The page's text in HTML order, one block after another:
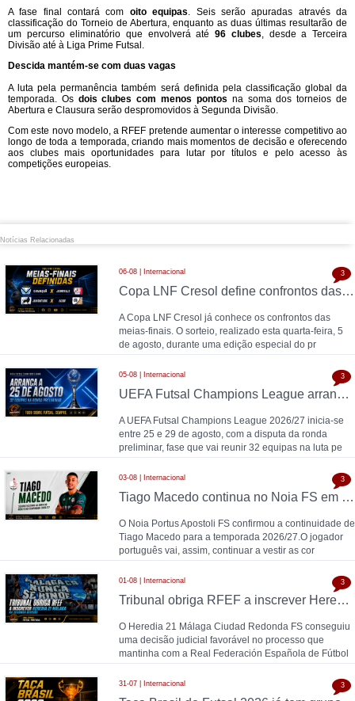
A fase final contará com oito equipas. Seis serão apuradas através da
classificação do Torneio de Abertura, enquanto as duas últimas resultarão de
um percurso eliminatório que envolverá até96 clubes, desde a Terceira
Divisão até à Liga Prime Futsal.
Descida mantém-se com duas vagas
A luta pela permanência também será definida pela classificação global da
temporada. Os dois clubes com menos pontos na soma dos torneios de
Abertura e Clausura serão despromovidos à Segunda Divisão.
Com este novo modelo, a RFEF pretende aumentar o interesse competitivo ao
longo de toda a temporada, criando mais momentos de decisão e oferecendo
aos clubes mais oportunidades para lutar por títulos e pelo acesso às
competições europeias.
Notícias Relacionadas
06-08 | Internacional
Copa LNF Cresol define confrontos das meias-finais
A Copa LNF Cresol já conhece os confrontos das
meias-finais. O sorteio, realizado esta quarta-feira, 5
de agosto, durante uma edição especial do pr
3
05-08 | Internacional
UEFA Futsal Champions League arranca a 25 de agosto com 32 equipas na ronda preliminar
A UEFA Futsal Champions League 2026/27 inicia-se
entre 25 e 29 de agosto, com a disputa da ronda
preliminar, fase que vai reunir 32 equipas na luta pe
3
03-08 | Internacional
Tiago Macedo continua no Noia FS em 2026/27
O Noia Portus Apostoli FS confirmou a continuidade de
Tiago Macedo para a temporada 2026/27.O jogador
português vai, assim, continuar a vestir as cor
3
01-08 | Internacional
Tribunal obriga RFEF a inscrever Heredia 21 Málaga na Segunda Divisão
O Heredia 21 Málaga Ciudad Redonda FS conseguiu
uma decisão judicial favorável no processo que
mantinha com a Real Federación Española de Fútbol
3
31-07 | Internacional 3